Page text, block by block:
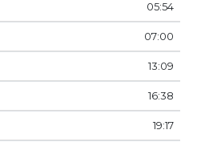
05:54
07:00
13:09
16:38
19:17